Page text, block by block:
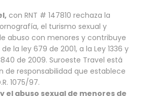
con RNT # 147810 rechaza la
el turismo sexual y
abuso con menores y contribuye
la ley 679 de 2001, a la Ley 1336 y
de 2009. Suroeste Travel está
de responsabilidad que establece
1075/97.
el abuso sexual de menores de